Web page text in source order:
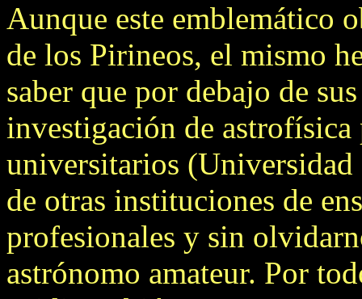
Aunque este emblemático
de los Pirineos, el mismo
saber que por debajo de
investigación de astrofísica
universitarios (Universidad
de otras instituciones de
profesionales y sin
astrónomo amateur. Por